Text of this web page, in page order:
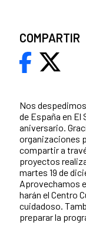
Nos
de España en
aniversario.
organizaciones
compartir a
proyectos
martes 19 de
Aprovechamos
harán el Centro
cuidadoso.
preparar la
COMPARTIR